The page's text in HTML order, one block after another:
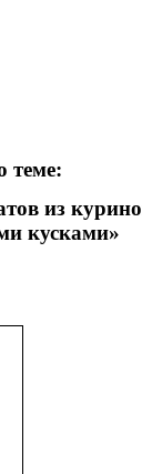
теме:
из
кусками»